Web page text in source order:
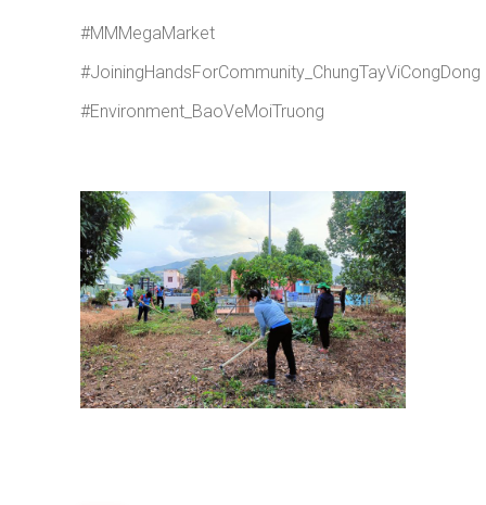
#MMMegaMarket
#JoiningHandsForCommunity_ChungTayViCongDong
#Environment_BaoVeMoiTruong